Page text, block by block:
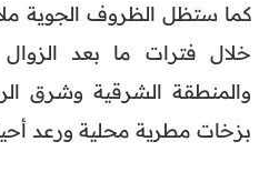
كما ستظل الظروف الجوية
خلال فترات ما بعد
والمنطقة الشرقية وشرق
بزخات مطرية محلية ورعد